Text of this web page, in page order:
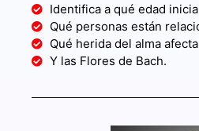
Identifica a qué edad
Qué personas están
Qué herida del alma
Y las Flores de Bach.